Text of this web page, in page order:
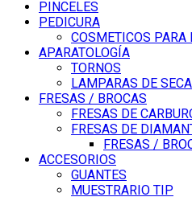
PINCELES
PEDICURA
COSMETICOS PARA
APARATOLOGÍA
TORNOS
LAMPARAS DE
FRESAS / BROCAS
FRESAS DE
FRESAS DE
FRESAS /
ACCESORIOS
GUANTES
MUESTRARIO TIP